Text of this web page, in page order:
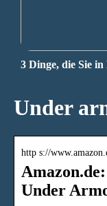
3 Dinge, die Sie
Under
http s://
Under